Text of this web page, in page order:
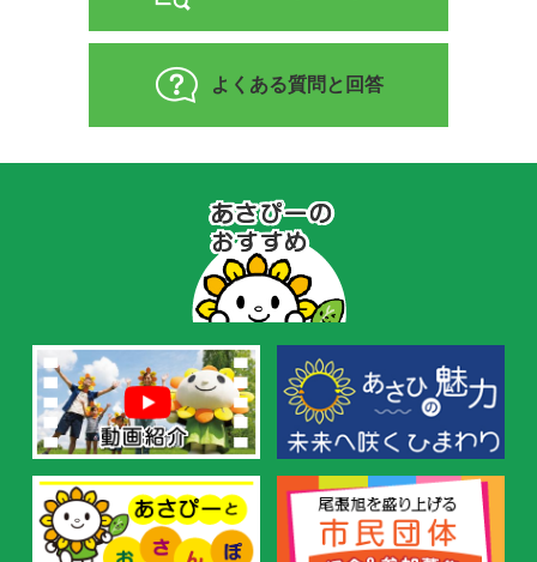
よくある質問と回答
の
お
す
め